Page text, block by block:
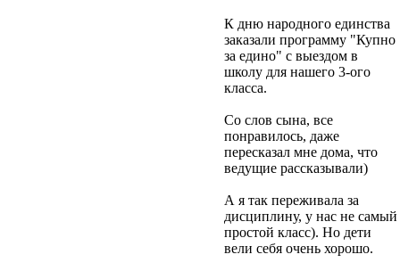
К дню народного единства
заказали программу "Купно
за едино" с выездом в
школу для нашего 3-ого
класса.
Со слов сына, все
понравилось, даже
пересказал мне дома, что
ведущие рассказывали)
А я так переживала за
дисциплину, у нас не самый
простой класс). Но дети
вели себя очень хорошо.